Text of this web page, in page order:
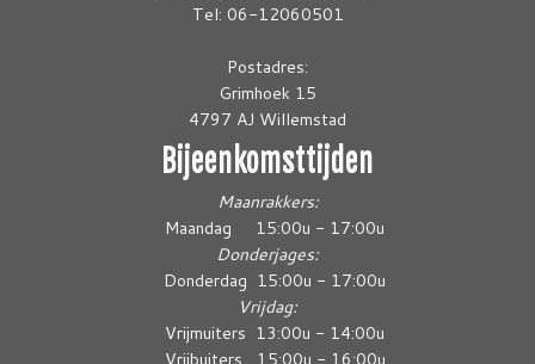
Tel: 06-12060501
Postadres:
Grimhoek 15
4797 AJ Willemstad
Bijeenkomsttijden
Maanrakkers:
Maandag 15:00u - 17:00u
Donderjages:
Donderdag 15:00u - 17:00u
Vrijdag:
Vrijmuiters 13:00u - 14:00u
Vrijbuiters 15:00u - 16:00u